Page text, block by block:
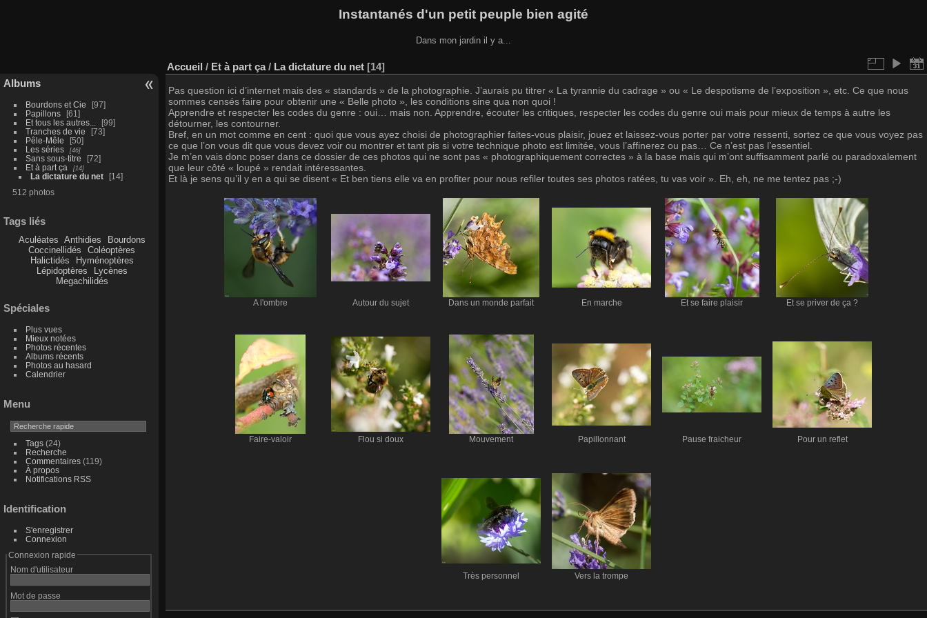
Instantanés d'un petit peuple bien agité
Dans mon jardin il y a...
Albums
Bourdons et Cie
97
Papillons
61
Et tous les autres...
99
Tranches de vie
73
Pêle-Mêle
50
Les séries
46
Sans sous-titre
72
Et à part ça
14
La dictature du net
14
512 photos
Tags liés
Aculéates Anthidies
Bourdons
Coccinellidés
Coléoptères
Halictidés
Hyménoptères
Lépidoptères
Lycènes
Megachilidés
Spéciales
Plus vues
Mieux notées
Photos récentes
Albums récents
Photos au hasard
Calendrier
Menu
Tags(24)
Recherche
Commentaires(119)
À propos
Notifications RSS
Identification
S'enregistrer
Connexion
Connexion rapide
Nom d'utilisateur
Mot de passe
Accueil / Et à part ça/ La dictature du net 14
Pas question ici d’internet mais des « standards » de la photographie. J’aurais pu titrer « La tyrannie du cadrage » ou « Le despotisme de l’exposition », etc. Ce que nous
sommes censés faire pour obtenir une « Belle photo », les conditions sine qua non quoi !
Apprendre et respecter les codes du genre : oui… mais non. Apprendre, écouter les critiques, respecter les codes du genre oui mais pour mieux de temps à autre les
détourner, les contourner.
Bref, en un mot comme en cent : quoi que vous ayez choisi de photographier faites-vous plaisir, jouez et laissez-vous porter par votre ressenti, sortez ce que vous voyez pas
ce que l’on vous dit que vous devez voir ou montrer et tant pis si votre technique photo est limitée, vous l’affinerez ou pas… Ce n’est pas l’essentiel.
Je m’en vais donc poser dans ce dossier de ces photos qui ne sont pas « photographiquement correctes » à la base mais qui m’ont suffisamment parlé ou paradoxalement
que leur côté « loupé » rendait intéressantes.
Et là je sens qu’il y en a qui se disent « Et ben tiens elle va en profiter pour nous refiler toutes ses photos ratées, tu vas voir ». Eh, eh, ne me tentez pas ;-)
A l'ombre Autour du sujet Dans un monde parfait En marche Et se faire plaisir Et se priver de ça ?
Faire-valoir Flou si doux Mouvement Papillonnant Pause fraicheur Pour un reflet
Très personnel Vers la trompe